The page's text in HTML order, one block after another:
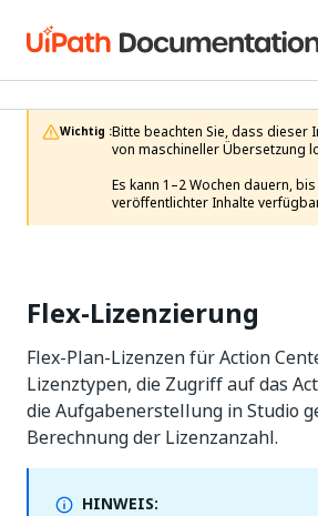
Wichtig :Bitte beachten Sie, dass dieser
von maschineller Übersetzung
Es kann 1–2 Wochen dauern,
veröffentlichter Inhalte
Flex-Lizenzierung
Flex-Plan-Lizenzen für Action
Lizenztypen, die Zugriff auf das
die Aufgabenerstellung in Studio
Berechnung der Lizenzanzahl.
HINWEIS: